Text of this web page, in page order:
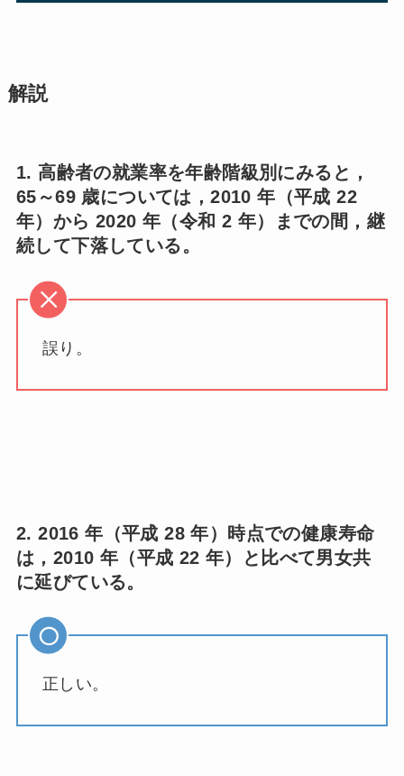
解説
1. 高齢者の就業率を年齢階級別にみると，
65～69 歳については，2010 年（平成 22
年）から 2020 年（令和 2 年）までの間，継
続して下落している。
誤り。
2. 2016 年（平成 28 年）時点での健康寿命
は，2010 年（平成 22 年）と比べて男女共
に延びている。
正しい。